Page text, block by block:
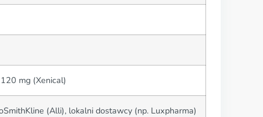
mg (Xenical)
(Alli), lokalni dostawcy (np. Luxpharma)